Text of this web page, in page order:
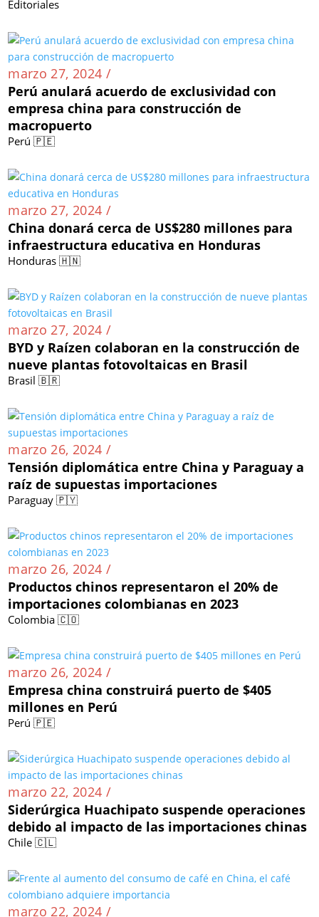
Editoriales
marzo 27, 2024 /
Perú anulará acuerdo de exclusividad con
empresa china para construcción de
macropuerto
Perú 🇵🇪
marzo 27, 2024 /
China donará cerca de US$280 millones para
infraestructura educativa en Honduras
Honduras 🇭🇳
marzo 27, 2024 /
BYD y Raízen colaboran en la construcción de
nueve plantas fotovoltaicas en Brasil
Brasil 🇧🇷
marzo 26, 2024 /
Tensión diplomática entre China y Paraguay a
raíz de supuestas importaciones
Paraguay 🇵🇾
marzo 26, 2024 /
Productos chinos representaron el 20% de
importaciones colombianas en 2023
Colombia 🇨🇴
marzo 26, 2024 /
Empresa china construirá puerto de $405
millones en Perú
Perú 🇵🇪
marzo 22, 2024 /
Siderúrgica Huachipato suspende operaciones
debido al impacto de las importaciones chinas
Chile 🇨🇱
marzo 22, 2024 /